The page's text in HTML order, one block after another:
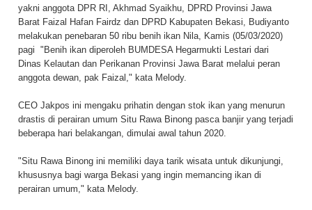
yakni anggota DPR RI, Akhmad Syaikhu, DPRD Provinsi Jawa
Barat Faizal Hafan Fairdz dan DPRD Kabupaten Bekasi, Budiyanto
melakukan penebaran 50 ribu benih ikan Nila, Kamis (05/03/2020)
pagi "Benih ikan diperoleh BUMDESA Hegarmukti Lestari dari
Dinas Kelautan dan Perikanan Provinsi Jawa Barat melalui peran
anggota dewan, pak Faizal," kata Melody.
CEO Jakpos ini mengaku prihatin dengan stok ikan yang menurun
drastis di perairan umum Situ Rawa Binong pasca banjir yang terjadi
beberapa hari belakangan, dimulai awal tahun 2020.
"Situ Rawa Binong ini memiliki daya tarik wisata untuk dikunjungi,
khususnya bagi warga Bekasi yang ingin memancing ikan di
perairan umum," kata Melody.